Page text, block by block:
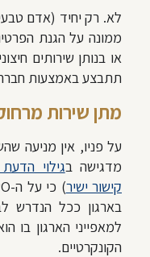
לא. רק יחיד (אדם
ממונה על הגנת
או בנותן שירותים
תתבצע באמצעות
מתן שירות
על פניו, אין מניעה
מדגישה בגילוי הדעת
קישור ישיר
בארגון ככל הנדרש
למאפייני הארגון בו
הקונקרטיים.